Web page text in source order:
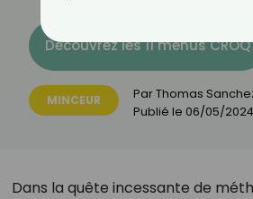
Découvrez les 11 menus CROQ
MINCEUR ParThomas
Publié le 06/05/2024
Dans la quête incessante de